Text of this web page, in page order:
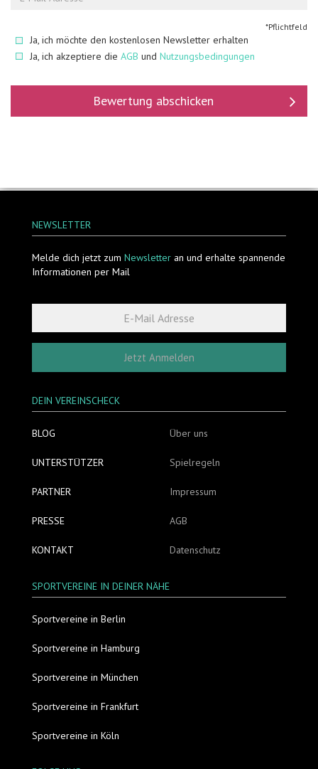
*Pflichtfeld
Ja, ich möchte den kostenlosen Newsletter erhalten
Ja, ich akzeptiere die AGB und Nutzungsbedingungen
Bewertung abschicken
NEWSLETTER
Melde dich jetzt zum Newsletter an und erhalte spannende
Informationen per Mail
Jetzt Anmelden
DEIN VEREINSCHECK
BLOG
UNTERSTÜTZER
PARTNER
PRESSE
KONTAKT
Über uns
Spielregeln
Impressum
AGB
Datenschutz
SPORTVEREINE IN DEINER NÄHE
Sportvereine in Berlin
Sportvereine in Hamburg
Sportvereine in München
Sportvereine in Frankfurt
Sportvereine in Köln